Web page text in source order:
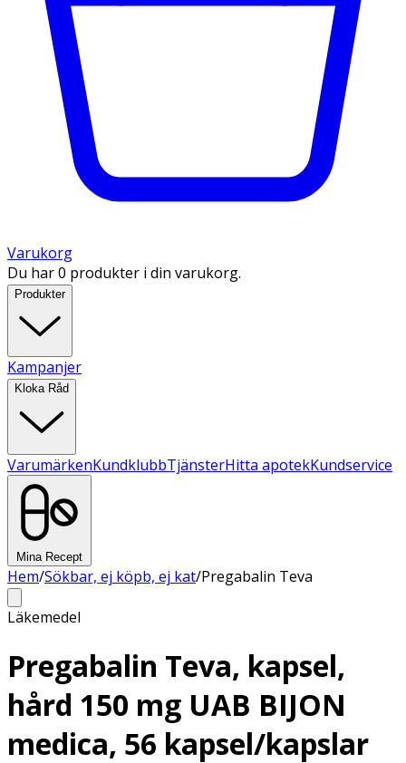
Varukorg
Du har 0 produkter i din varukorg.
Produkter
Kampanjer
Kloka Råd
VarumärkenKundklubbTjänsterHitta apotekKundservice
Mina Recept
Hem/Sökbar, ej köpb, ej kat/Pregabalin Teva
Läkemedel
Pregabalin Teva, kapsel,
hård 150 mg UAB BIJON
medica, 56 kapsel/kapslar